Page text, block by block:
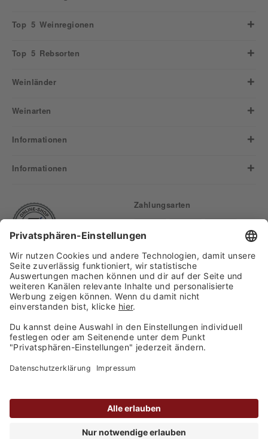
Top 5 Weinregionen
Top 5 Rebsorten
Weinländer
Weinarten
Informationen
Informationen
Versand
Zahlungsarten
Finden Sie uns auf:
Großhandel GmbH